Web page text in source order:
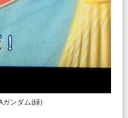
ガンダム(緑)